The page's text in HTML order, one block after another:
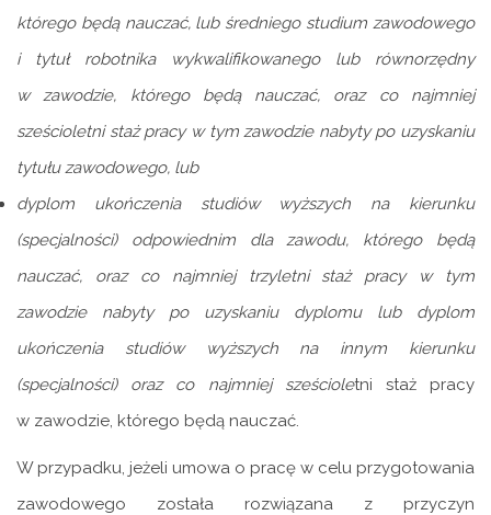
którego będą nauczać, lub średniego studium zawodowego
i tytuł robotnika wykwalifikowanego lub równorzędny
w zawodzie, którego będą nauczać, oraz co najmniej
sześcioletni staż pracy w tym zawodzie nabyty po uzyskaniu
tytułu zawodowego, lub
dyplom ukończenia studiów wyższych na kierunku
(specjalności) odpowiednim dla zawodu, którego będą
nauczać, oraz co najmniej trzyletni staż pracy w tym
zawodzie nabyty po uzyskaniu dyplomu lub dyplom
ukończenia studiów wyższych na innym kierunku
(specjalności) oraz co najmniej sześcioletni staż pracy
w zawodzie, którego będą nauczać.
W przypadku, jeżeli umowa o pracę w celu przygotowania
zawodowego została rozwiązana z przyczyn